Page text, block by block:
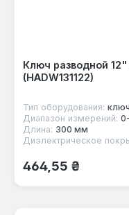
Ключ разводной
(HADW131122)
Тип оборудования:
Диапазон измерений:
Длина: 300 мм
Диэлектрическое
Обычная цена:
464,55 ₴